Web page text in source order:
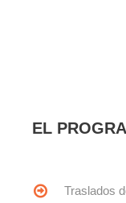
EL
Traslados